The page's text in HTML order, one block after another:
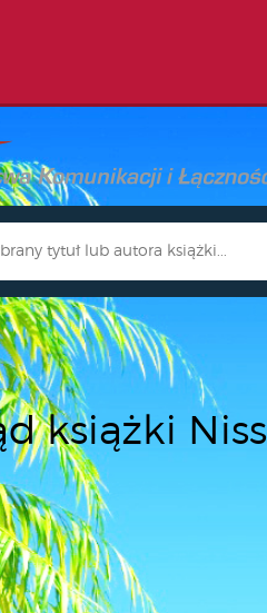
książki